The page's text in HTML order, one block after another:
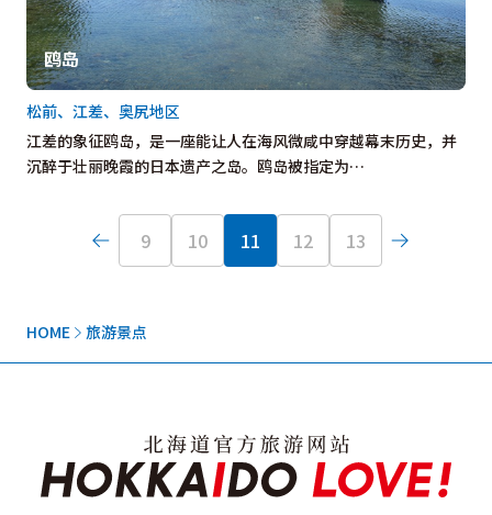
HOME 旅游景点
鸥岛
江差的象征鸥岛，是一座能让人在海风微咸中穿越幕末历史，并
沉醉于壮丽晚霞的日本遗产之岛。鸥岛被指定为…
松前、江差、奥尻地区
9 10 11 12 13